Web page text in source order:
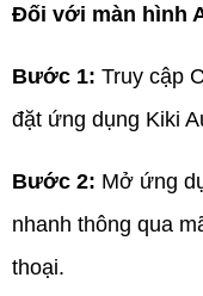
Đối với màn hình
Bước 1: Truy cập
đặt ứng dụng Kiki
Bước 2: Mở ứng
nhanh thông qua
thoại.